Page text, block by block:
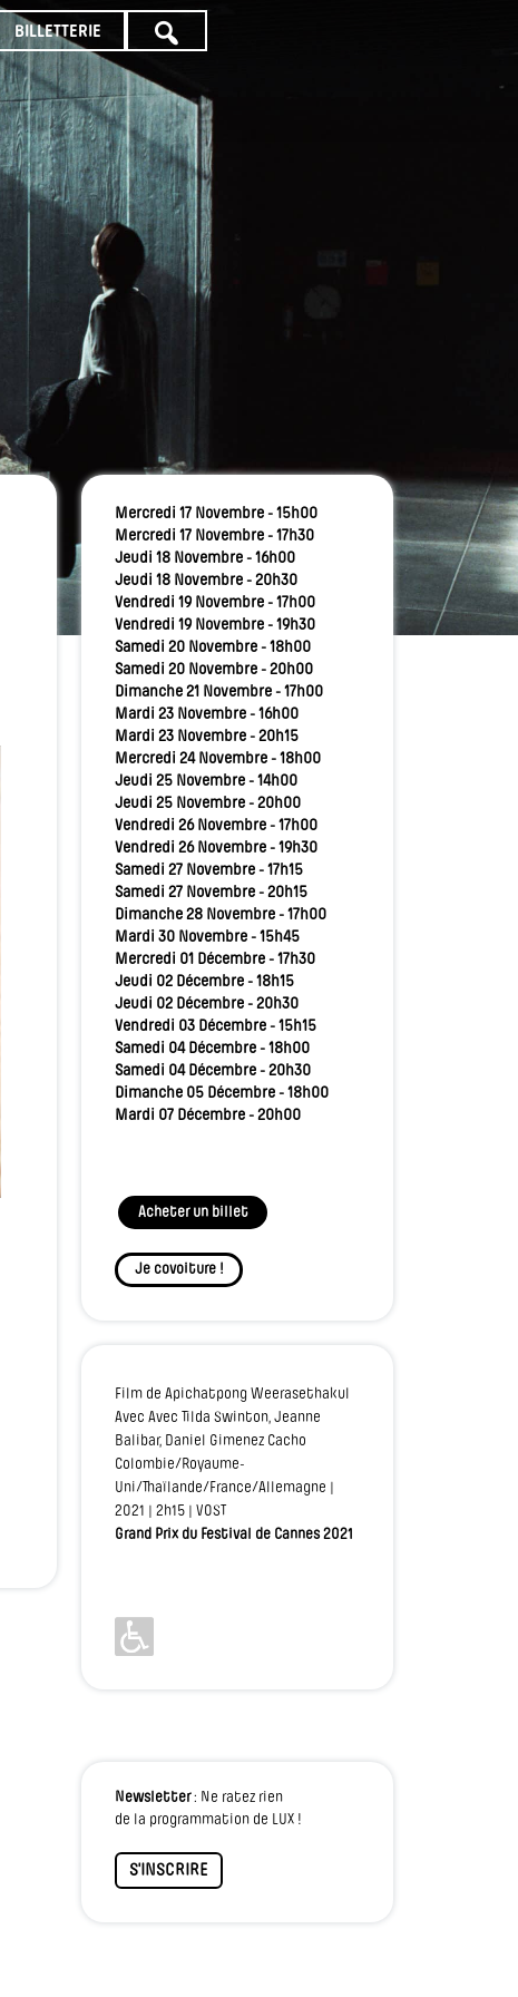
BILLETTERIE
TOUTE
PROGRAMMATION
Mercredi 17 Novembre - 15h00
Mercredi 17 Novembre - 17h30
Jeudi 18 Novembre - 16h00
Jeudi 18 Novembre - 20h30
Vendredi 19 Novembre - 17h00
Vendredi 19 Novembre - 19h30
Samedi 20 Novembre - 18h00
Samedi 20 Novembre - 20h00
Dimanche 21 Novembre - 17h00
Mardi 23 Novembre - 16h00
Mardi 23 Novembre - 20h15
Mercredi 24 Novembre - 18h00
Jeudi 25 Novembre - 14h00
Jeudi 25 Novembre - 20h00
Vendredi 26 Novembre - 17h00
Vendredi 26 Novembre - 19h30
Samedi 27 Novembre - 17h15
Samedi 27 Novembre - 20h15
Dimanche 28 Novembre - 17h00
Mardi 30 Novembre - 15h45
Mercredi 01 Décembre - 17h30
Jeudi 02 Décembre - 18h15
Jeudi 02 Décembre - 20h30
Vendredi 03 Décembre - 15h15
Samedi 04 Décembre - 18h00
Samedi 04 Décembre - 20h30
Dimanche 05 Décembre - 18h00
Mardi 07 Décembre - 20h00
Acheter un billet
Je covoiture !
Film de Apichatpong Weerasethakul
Avec Avec Tilda Swinton, Jeanne
Balibar, Daniel Gimenez Cacho
Colombie/Royaume-
Uni/Thaïlande/France/Allemagne |
2021 | 2h15 | VOST
Grand Prix du Festival de Cannes 2021
Newsletter: Ne ratez rien
de la programmation de LUX !
S'INSCRIRE